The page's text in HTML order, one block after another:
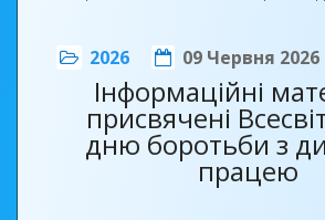
та співробітництва, ТОВ
ТОВ «Сіка Україна» та
Swisscontact Eastern Europe
Міністерства освіти і науки
2026 09 Червня 2026
Інформаційні
присвячені
дню боротьби з
працею